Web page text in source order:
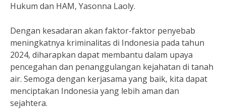
Hukum dan HAM, Yasonna Laoly.
Dengan kesadaran akan faktor-faktor penyebab
meningkatnya kriminalitas di Indonesia pada tahun
2024, diharapkan dapat membantu dalam upaya
pencegahan dan penanggulangan kejahatan di tanah
air. Semoga dengan kerjasama yang baik, kita dapat
menciptakan Indonesia yang lebih aman dan
sejahtera.